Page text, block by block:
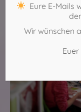
Eure E-Mails
Wir wünschen